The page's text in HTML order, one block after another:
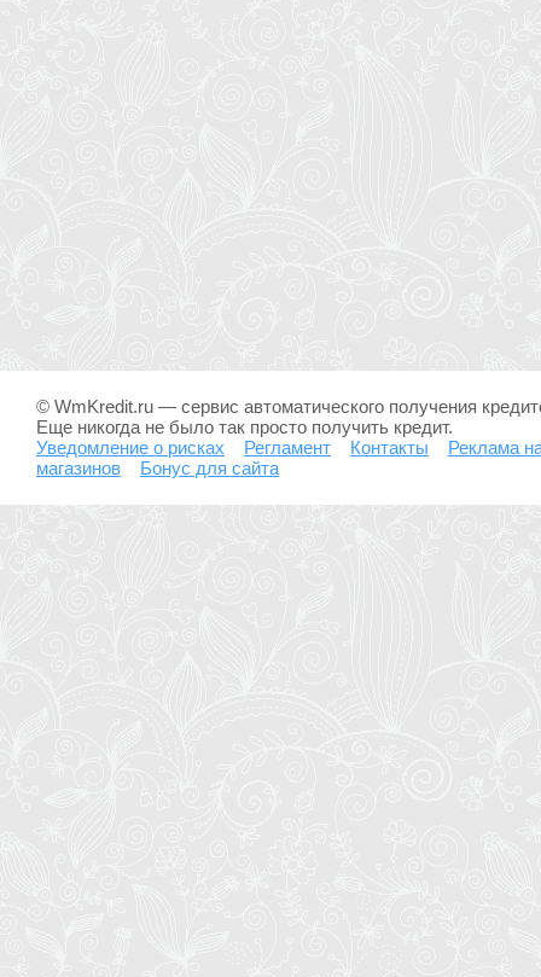
© WmKredit.ru — сервис автоматического получения
Еще никогда не было так просто получить кредит.
Уведомление о рисках
Регламент Контакты
Реклама
магазинов
Бонус для сайта